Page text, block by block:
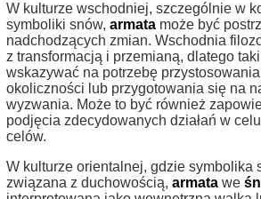
W kulturze wschodniej, szczególnie w
symboliki snów, armata może być
nadchodzących zmian. Wschodnia
z transformacją i przemianą, dlatego taki
wskazywać na potrzebę
okoliczności lub przygotowania się na
wyzwania. Może to być również
podjęcia zdecydowanych działań w
celów.
W kulturze orientalnej, gdzie symbolika
związana z duchowością, armata we